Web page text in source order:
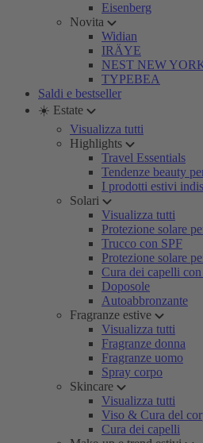
Eisenberg
Novita
Widian
IRÄYE
NEST NEW
TYPEBEA
Saldi e bestseller
☀️ Estate
Visualizza tutti
Highlights
Travel Essentials
Tendenze beauty
I prodotti estivi
Solari
Visualizza tutti
Protezione solare
Trucco con SPF
Protezione solare
Cura dei capelli
Doposole
Autoabbronzante
Fragranze estive
Visualizza tutti
Fragranze donna
Fragranze uomo
Spray corpo
Skincare
Visualizza tutti
Viso & Cura del
Cura dei capelli